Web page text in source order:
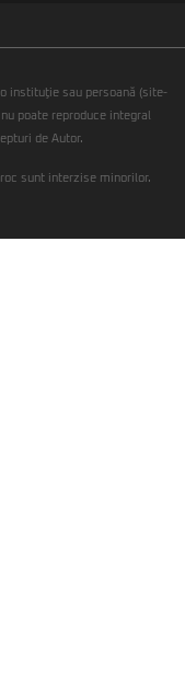
instituţie sau persoană (site-
poate reproduce integral
de Autor.
sunt interzise minorilor.